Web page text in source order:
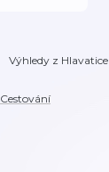
Výhledy z Hlavatice
Cestování